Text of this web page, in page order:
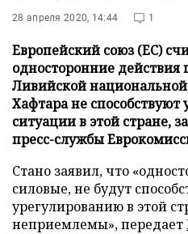
28 апреля 2020, 14:44 1
Европейский союз (ЕС)
односторонние
Ливийской
Хафтара не способствуют
ситуации в этой стране,
пресс-службы
Стано заявил, что
силовые, не будут
урегулированию в этой
неприемлемы», передает